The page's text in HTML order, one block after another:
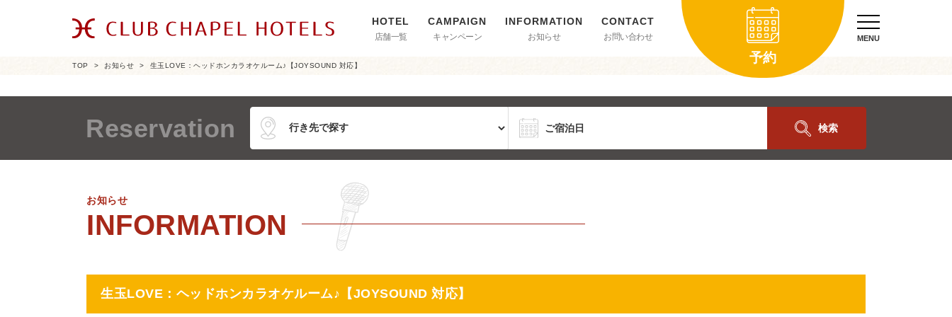
店舗一覧 キャンペーン お知らせ お問い合わせ
予約
MENU
TOP お知らせ 生玉LOVE：ヘッドホンカラオケルーム♪【JOYSOUND 対応】
Reservation 検索
お知らせ
生玉LOVE：ヘッドホンカラオケルーム♪【JOYSOUND 対応】